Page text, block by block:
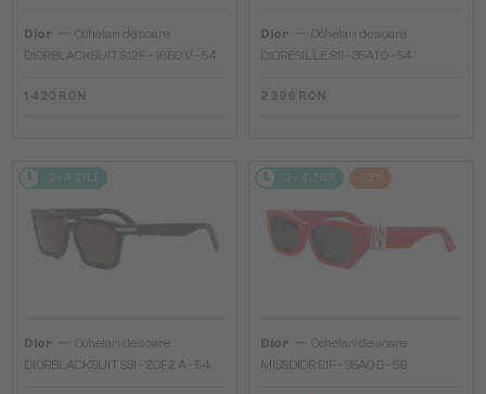
Dior
Ochelari de soare
DIORBLACKSUIT S12F - 18B0 V - 54
1 420 RON
Dior
Ochelari de soare
DIORESILLE S1I - 35A1 O - 54
2 396 RON
2-4 ZILE
Dior
Ochelari de soare
DIORBLACKSUIT S3I - 20F2 A - 54
2-4 ZILE -12%
Dior
Ochelari de soare
MISSDIOR S1F - 35A0 O - 56